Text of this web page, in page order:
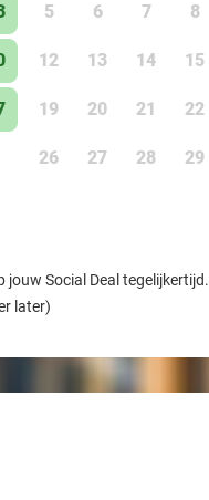
5 6 7 8
12 13 14 15
19 20 21 22
26 27 28 29
jouw Social Deal tegelijkertijd.
later)